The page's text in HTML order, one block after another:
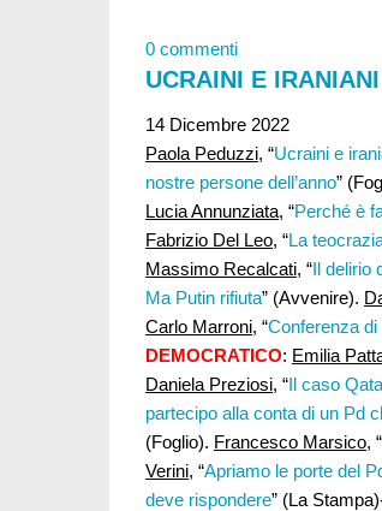
0 commenti
UCRAINI E
14 Dicembre 2022
Paola Peduzzi, “Ucraini e
nostre persone dell’anno”
Lucia Annunziata, “Perché è
Fabrizio Del Leo, “La
Massimo Recalcati, “Il delirio
Ma Putin rifiuta” (Avvenire).
Carlo Marroni, “Conferenza di
DEMOCRATICO: Emilia
Daniela Preziosi, “Il caso
partecipo alla conta di un Pd
(Foglio). Francesco Marsico, “
Verini, “Apriamo le porte del
deve rispondere” (La